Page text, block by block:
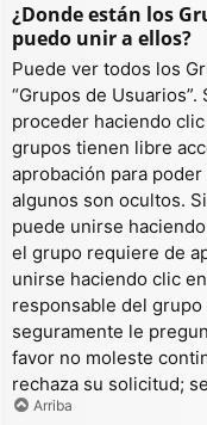
¿Donde están los
puedo unir a ellos?
Puede ver todos los
“Grupos de
proceder haciendo
grupos tienen libre
aprobación para
algunos son ocultos.
puede unirse
el grupo requiere de
unirse haciendo clic
responsable del
seguramente le
favor no moleste
rechaza su solicitud;
Arriba